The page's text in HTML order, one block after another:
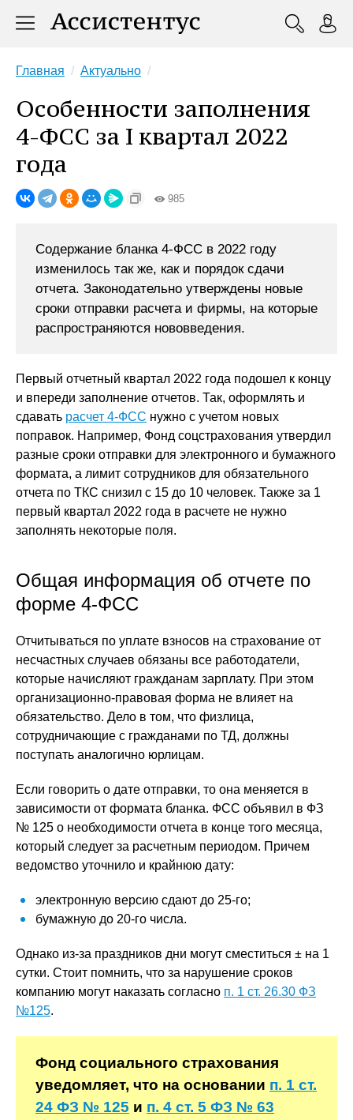
Главная Актуально
Особенности заполнения
4-ФСС за I квартал 2022
года
985
Содержание бланка 4-ФСС в 2022 году
изменилось так же, как и порядок сдачи
отчета. Законодательно утверждены новые
сроки отправки расчета и фирмы, на которые
распространяются нововведения.
Первый отчетный квартал 2022 года подошел к концу
и впереди заполнение отчетов. Так, оформлять и
сдавать расчет 4-ФСС нужно с учетом новых
поправок. Например, Фонд соцстрахования утвердил
разные сроки отправки для электронного и бумажного
формата, а лимит сотрудников для обязательного
отчета по ТКС снизил с 15 до 10 человек. Также за 1
первый квартал 2022 года в расчете не нужно
заполнять некоторые поля.
Общая информация об отчете по
форме 4-ФСС
Отчитываться по уплате взносов на страхование от
несчастных случаев обязаны все работодатели,
которые начисляют гражданам зарплату. При этом
организационно-правовая форма не влияет на
обязательство. Дело в том, что физлица,
сотрудничающие с гражданами по ТД, должны
поступать аналогично юрлицам.
Если говорить о дате отправки, то она меняется в
зависимости от формата бланка. ФСС объявил в ФЗ
№ 125 о необходимости отчета в конце того месяца,
который следует за расчетным периодом. Причем
ведомство уточнило и крайнюю дату:
электронную версию сдают до 25-го;
бумажную до 20-го числа.
Однако из-за праздников дни могут сместиться ± на 1
сутки. Стоит помнить, что за нарушение сроков
компанию могут наказать согласно п. 1 ст. 26.30 ФЗ
№125.
Фонд социального страхования
уведомляет, что на основании п. 1 ст.
24 ФЗ № 125 и п. 4 ст. 5 ФЗ № 63